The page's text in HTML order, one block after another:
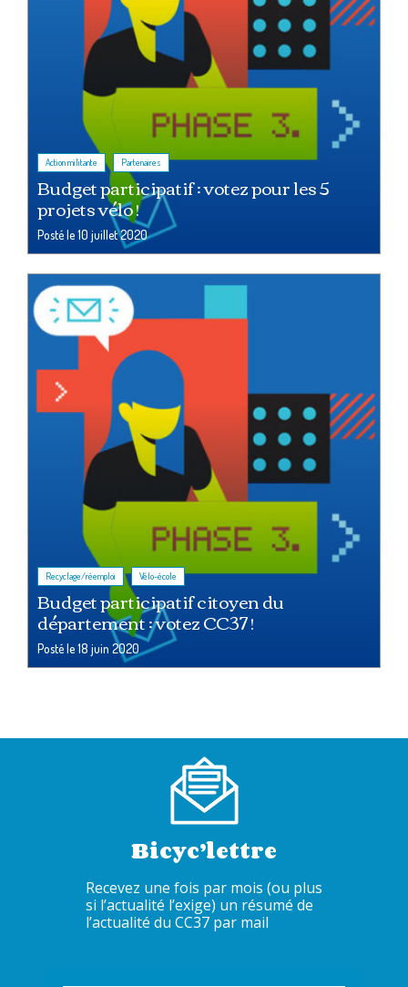
Action militante , Partenaires
Budget participatif : votez pour les 5
projets vélo !
Posté le10 juillet 2020
Recyclage/réemploi , Vélo-école
Budget participatif citoyen du
département : votez CC37 !
Posté le18 juin 2020
Bicyc’lettre
Recevez une fois par mois (ou plus
si l’actualité l’exige) un résumé de
l’actualité du CC37 par mail